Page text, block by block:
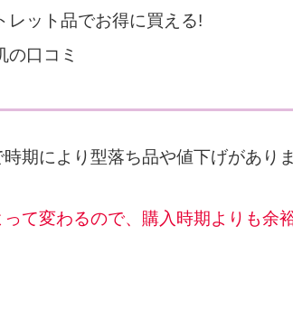
レット品でお得に買える!
の口コミ
期により型落ち品や値下げがありま
て変わるので、購入時期よりも余